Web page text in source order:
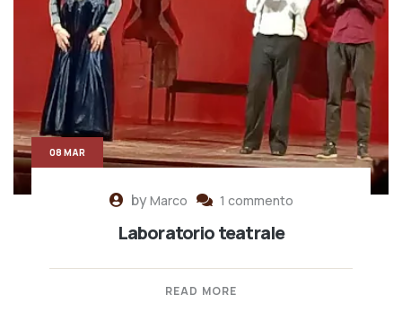
byMarco 1 commento
Laboratorio teatrale
READ MORE
08 MAR